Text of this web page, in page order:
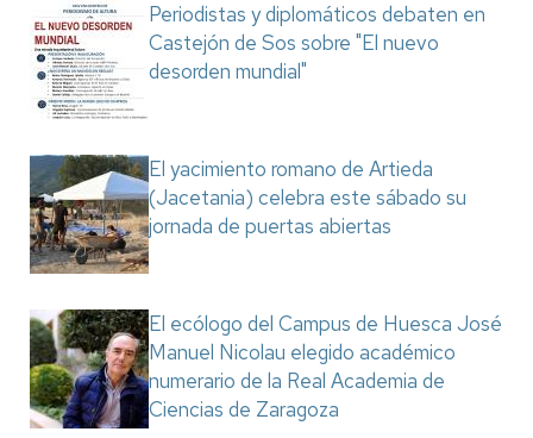
Periodistas y diplomáticos debaten en
Castejón de Sos sobre "El nuevo
desorden mundial"
El yacimiento romano de Artieda
(Jacetania) celebra este sábado su
jornada de puertas abiertas
El ecólogo del Campus de Huesca José
Manuel Nicolau elegido académico
numerario de la Real Academia de
Ciencias de Zaragoza